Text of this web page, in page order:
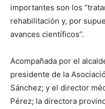
importantes son los
rehabilitación y, por
avances científicos”.
Acompañada por el
presidente de la
Sánchez; y el director
Pérez; la directora